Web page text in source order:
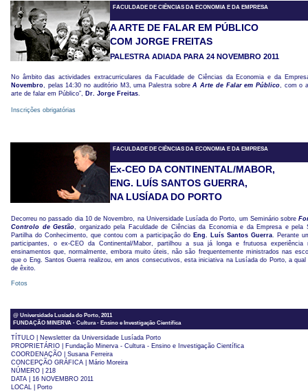
FACULDADE DE CIÊNCIAS DA ECONOMIA E DA EMPRESA
A ARTE DE FALAR EM PÚBLICO
COM JORGE FREITAS
PALESTRA ADIADA PARA 24 NOVEMBRO 2011
No âmbito das actividades extracurriculares da Faculdade de Ciências da Economia e da
Novembro, pelas 14:30 no auditório M3, uma Palestra sobreA Arte de Falar em Público, com o
arte de falar em Público”, Dr. Jorge Freitas.
Inscrições obrigatórias
FACULDADE DE CIÊNCIAS DA ECONOMIA E DA EMPRESA
Ex-CEO DA CONTINENTAL/MABOR,
ENG. LUÍS SANTOS GUERRA,
NA LUSÍADA DO PORTO
Decorreu no passado dia 10 de Novembro, na Universidade Lusíada do Porto, um Seminário sobre
Controlo de Gestão, organizado pela Faculdade de Ciências da Economia e da Empresa e pela
Partilha do Conhecimento, que contou com a participação do Eng. Luís Santos Guerra. Perante
participantes, o ex-CEO da Continental/Mabor, partilhou a sua já longa e frutuosa
ensinamentos que, normalmente, embora muito úteis, não são frequentemente ministrados nas
que o Eng. Santos Guerra realizou, em anos consecutivos, esta iniciativa na Lusíada do Porto, a
de êxito.
Fotos
@ Universidade Lusíada do Porto, 2011
FUNDAÇÃO MINERVA - Cultura - Ensino e Investigação Científica
TÍTULO | Newsletter da Universidade Lusíada Porto
PROPRIETÁRIO | Fundação Minerva - Cultura - Ensino e Investigação Científica
COORDENAÇÃO | Susana Ferreira
CONCEPÇÃO GRÁFICA | Mário Moreira
NÚMERO | 218
DATA | 16 NOVEMBRO 2011
LOCAL | Porto